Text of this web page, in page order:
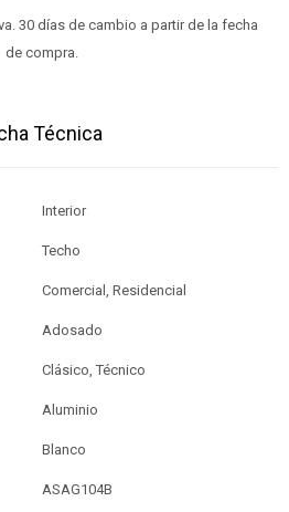
30 días de cambio a partir de la fecha
de compra.
Técnica
Interior
Techo
Comercial, Residencial
Adosado
Clásico, Técnico
Aluminio
Blanco
ASAG104B